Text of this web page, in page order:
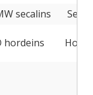
secalins
hordeins